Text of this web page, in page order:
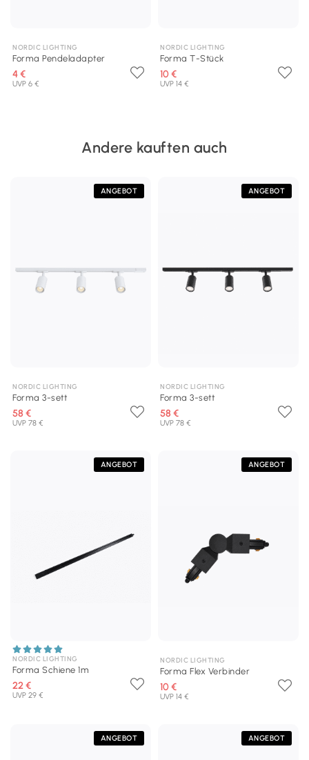
NORDIC LIGHTING
Forma Pendeladapter
4 €
UVP 6 €
NORDIC LIGHTING
Forma T-Stück
10 €
UVP 14 €
Andere kauften auch
ANGEBOT
NORDIC LIGHTING
Forma 3-sett
58 €
UVP 78 €
ANGEBOT
NORDIC LIGHTING
Forma 3-sett
58 €
UVP 78 €
ANGEBOT
NORDIC LIGHTING
Forma Schiene 1m
22 €
UVP 29 €
ANGEBOT
NORDIC LIGHTING
Forma Flex Verbinder
10 €
UVP 14 €
ANGEBOT ANGEBOT